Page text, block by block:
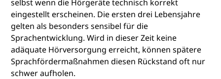
selbst wenn die Hörgeräte technisch korrekt
eingestellt erscheinen. Die ersten drei Lebensjahre
gelten als besonders sensibel für die
Sprachentwicklung. Wird in dieser Zeit keine
adäquate Hörversorgung erreicht, können spätere
Sprachfördermaßnahmen diesen Rückstand oft nur
schwer aufholen.